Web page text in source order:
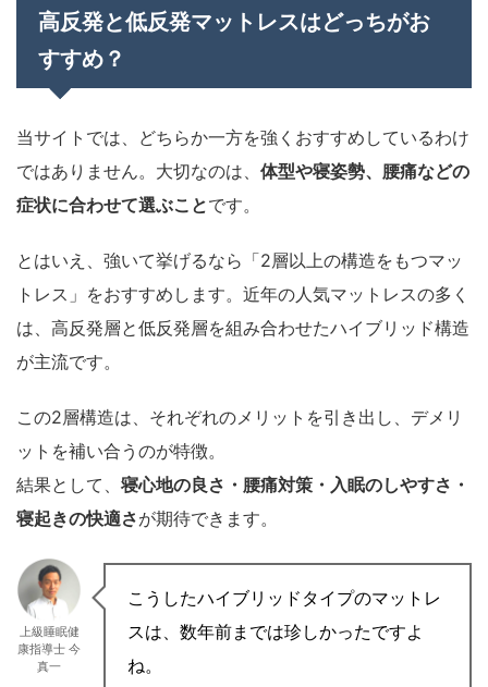
高反発と低反発マットレスはどっちがお
すすめ？
当サイトでは、どちらか一方を強くおすすめしているわけ
ではありません。大切なのは、 体型や寝姿勢、腰痛などの
症状に合わせて選ぶことです。
とはいえ、強いて挙げるなら「2層以上の構造をもつマッ
トレス」をおすすめします。近年の人気マットレスの多く
は、高反発層と低反発層を組み合わせたハイブリッド構造
が主流です。
この2層構造は、それぞれのメリットを引き出し、デメリ
ットを補い合うのが特徴。
結果として、 寝心地の良さ・腰痛対策・入眠のしやすさ・
寝起きの快適さが期待できます。
上級睡眠健
康指導士 今
真一
こうしたハイブリッドタイプのマットレ
スは、数年前までは珍しかったですよ
ね。